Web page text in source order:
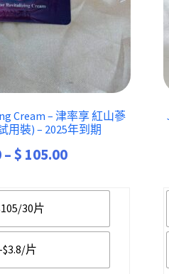
Cream – 津率享 紅山蔘
用裝) – 2025年到期
–$ 105.00Price
through
30片
片